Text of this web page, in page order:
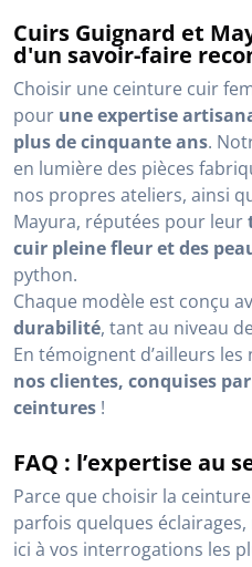
Cuirs Guignard et
d'un savoir-faire
Choisir une ceinture cuir
pour une expertise
plus de cinquante ans.
en lumière des pièces
nos propres ateliers, ainsi
Mayura, réputées pour leur
cuir pleine fleur et des
python.
Chaque modèle est conçu
durabilité, tant au niveau
En témoignent d’ailleurs
nos clientes, conquises
ceintures !
FAQ : l’expertise au
Parce que choisir la
parfois quelques
ici à vos interrogations les